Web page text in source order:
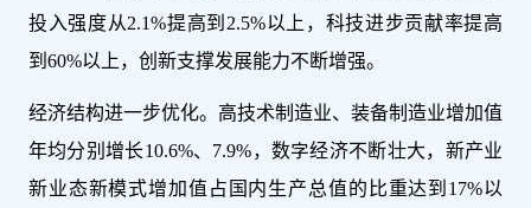
投入强度从2.1%提高到2.5%以上，科技进步贡献率提高
到60%以上，创新支撑发展能力不断增强。
经济结构进一步优化。高技术制造业、装备制造业增加值
年均分别增长10.6%、7.9%，数字经济不断壮大，新产业
新业态新模式增加值占国内生产总值的比重达到17%以